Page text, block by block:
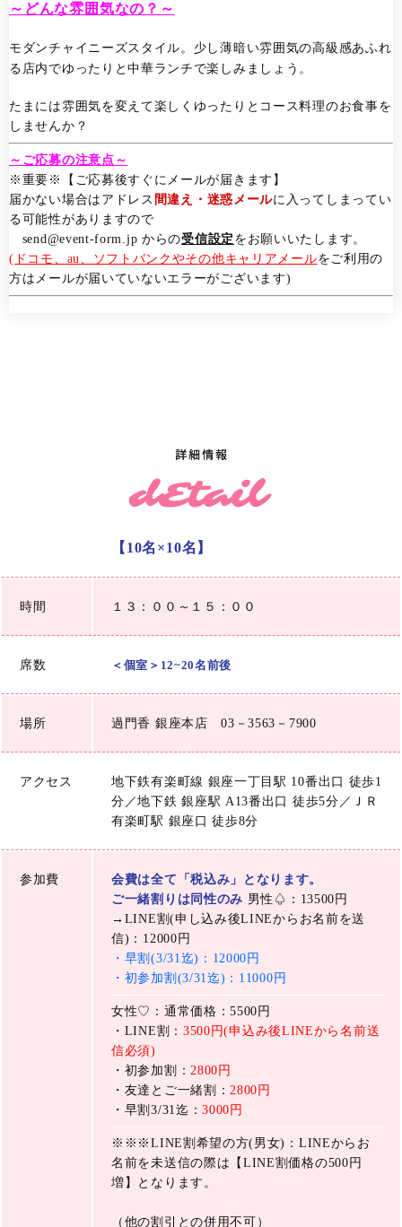
～どんな雰囲気なの？～
モダンチャイニーズスタイル。少し薄暗い雰囲気の高級感あふれ
る店内でゆったりと中華ランチで楽しみましょう。
たまには雰囲気を変えて楽しくゆったりとコース料理のお食事を
しませんか？
～ご応募の注意点～
※重要※【ご応募後すぐにメールが届きます】
届かない場合はアドレス 間違え・迷惑メールに入ってしまってい
る可能性がありますので
send@event-form.jp からの受信設定 をお願いいたします。
(ドコモ、au、ソフトバンクやその他キャリアメールをご利用の
方はメールが届いていないエラーがございます)
【10名×10名】
時間 １３：００～１５：００
席数 ＜個室＞12~20名前後
場所 過門香 銀座本店 03－3563－7900
アクセス
地下鉄有楽町線 銀座一丁目駅 10番出口 徒歩1
分／地下鉄 銀座駅 A13番出口 徒歩5分／ＪＲ
有楽町駅 銀座口 徒歩8分
参加費
会費は全て「税込み」となります。
ご一緒割りは同性のみ 男性♤：13500円
→LINE割(申し込み後LINEからお名前を送
信)：12000円
・早割(3/31迄)：12000円
・初参加割(3/31迄)：11000円
女性♡：通常価格：5500円
・LINE割： 3500円(申込み後LINEから名前送
信必須)
・初参加割： 2800円
・友達とご一緒割： 2800円
・早割3/31迄：3000円
※※※LINE割希望の方(男女)：LINEからお
名前を未送信の際は【LINE割価格の500円
増】となります。
（他の割引との併用不可）